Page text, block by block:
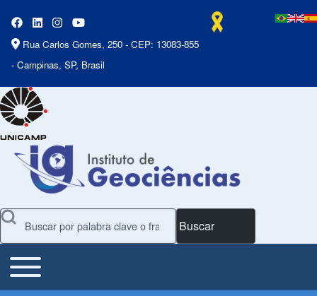
Rua Carlos Gomes, 250 - CEP: 13083-855
- Campinas, SP, Brasil
Buscar
Main Menu
Toggle main menu